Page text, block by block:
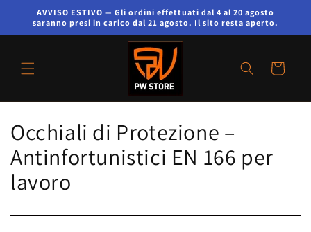
AVVISO ESTIVO — Gli ordini effettuati dal 4 al 20 agosto
saranno presi in carico dal 21 agosto. Il sito resta aperto.
Cart
C
o
l
Occhiali di Protezione –
Antinfortunistici EN 166 per
lavoro